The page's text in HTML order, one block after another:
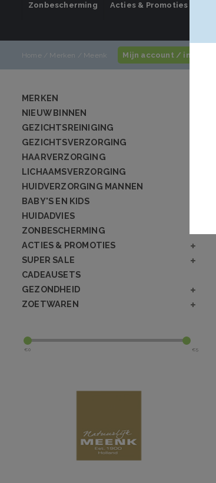
Zonbescherming Acties & Promoties
Home/ Merken / Meenk Mijn account / inloggen
MERKEN
NIEUW BINNEN
GEZICHTSREINIGING
GEZICHTSVERZORGING
HAARVERZORGING
LICHAAMSVERZORGING
HUIDVERZORGING MANNEN
BABY'S EN KIDS
HUIDADVIES
ZONBESCHERMING
ACTIES & PROMOTIES
SUPER SALE
CADEAUSETS
GEZONDHEID
ZOETWAREN
€0 €5